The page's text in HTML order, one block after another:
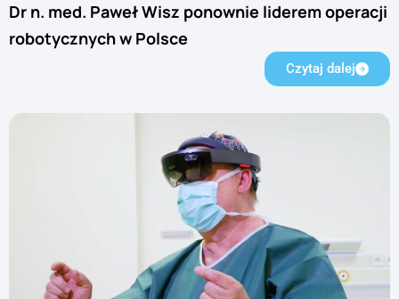
Dr n. med. Paweł Wisz ponownie liderem operacji
robotycznych w Polsce
Czytaj dalej